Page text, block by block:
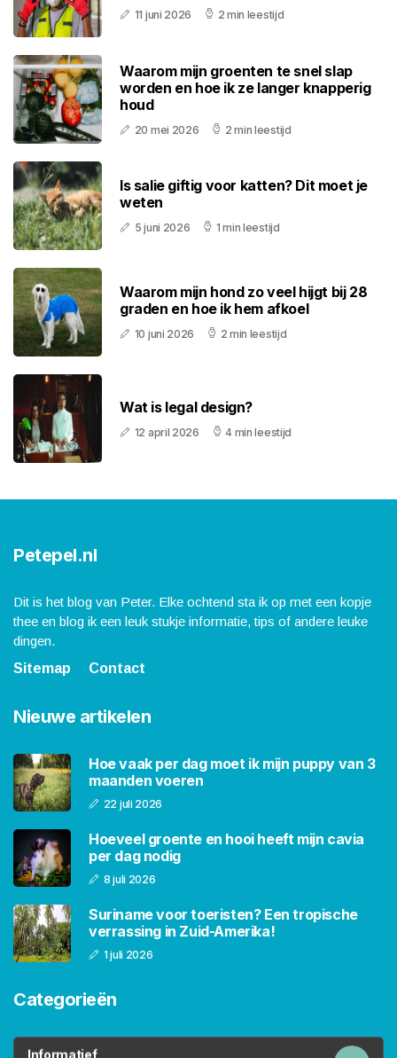
11 juni 2026 2 min leestijd
Waarom mijn groenten te snel slap
worden en hoe ik ze langer knapperig
houd
20 mei 2026 2 min leestijd
Is salie giftig voor katten? Dit moet je
weten
5 juni 2026 1 min leestijd
Waarom mijn hond zo veel hijgt bij 28
graden en hoe ik hem afkoel
10 juni 2026 2 min leestijd
Wat is legal design?
12 april 2026 4 min leestijd
Petepel.nl
Dit is het blog van Peter. Elke ochtend sta ik op met een kopje
thee en blog ik een leuk stukje informatie, tips of andere leuke
dingen.
Sitemap
Contact
Nieuwe artikelen
Hoe vaak per dag moet ik mijn puppy van 3
maanden voeren
22 juli 2026
Hoeveel groente en hooi heeft mijn cavia
per dag nodig
8 juli 2026
Suriname voor toeristen? Een tropische
verrassing in Zuid-Amerika!
1 juli 2026
Categorieën
Informatief